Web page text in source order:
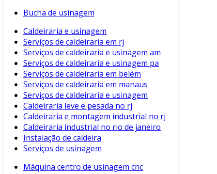
Bucha de usinagem
Caldeiraria e usinagem
Serviços de caldeiraria em rj
Serviços de caldeiraria e usinagem am
Serviços de caldeiraria e usinagem pa
Serviços de caldeiraria em belém
Serviços de caldeiraria em manaus
Serviços de caldeiraria e usinagem
Caldeiraria leve e pesada no rj
Caldeiraria e montagem industrial no rj
Caldeiraria industrial no rio de janeiro
Instalação de caldeira
Serviços de usinagem
Máquina centro de usinagem cnc